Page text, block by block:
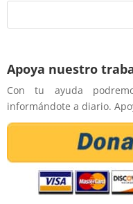
Apoya nuestro
Con tu ayuda
informándote a diario.